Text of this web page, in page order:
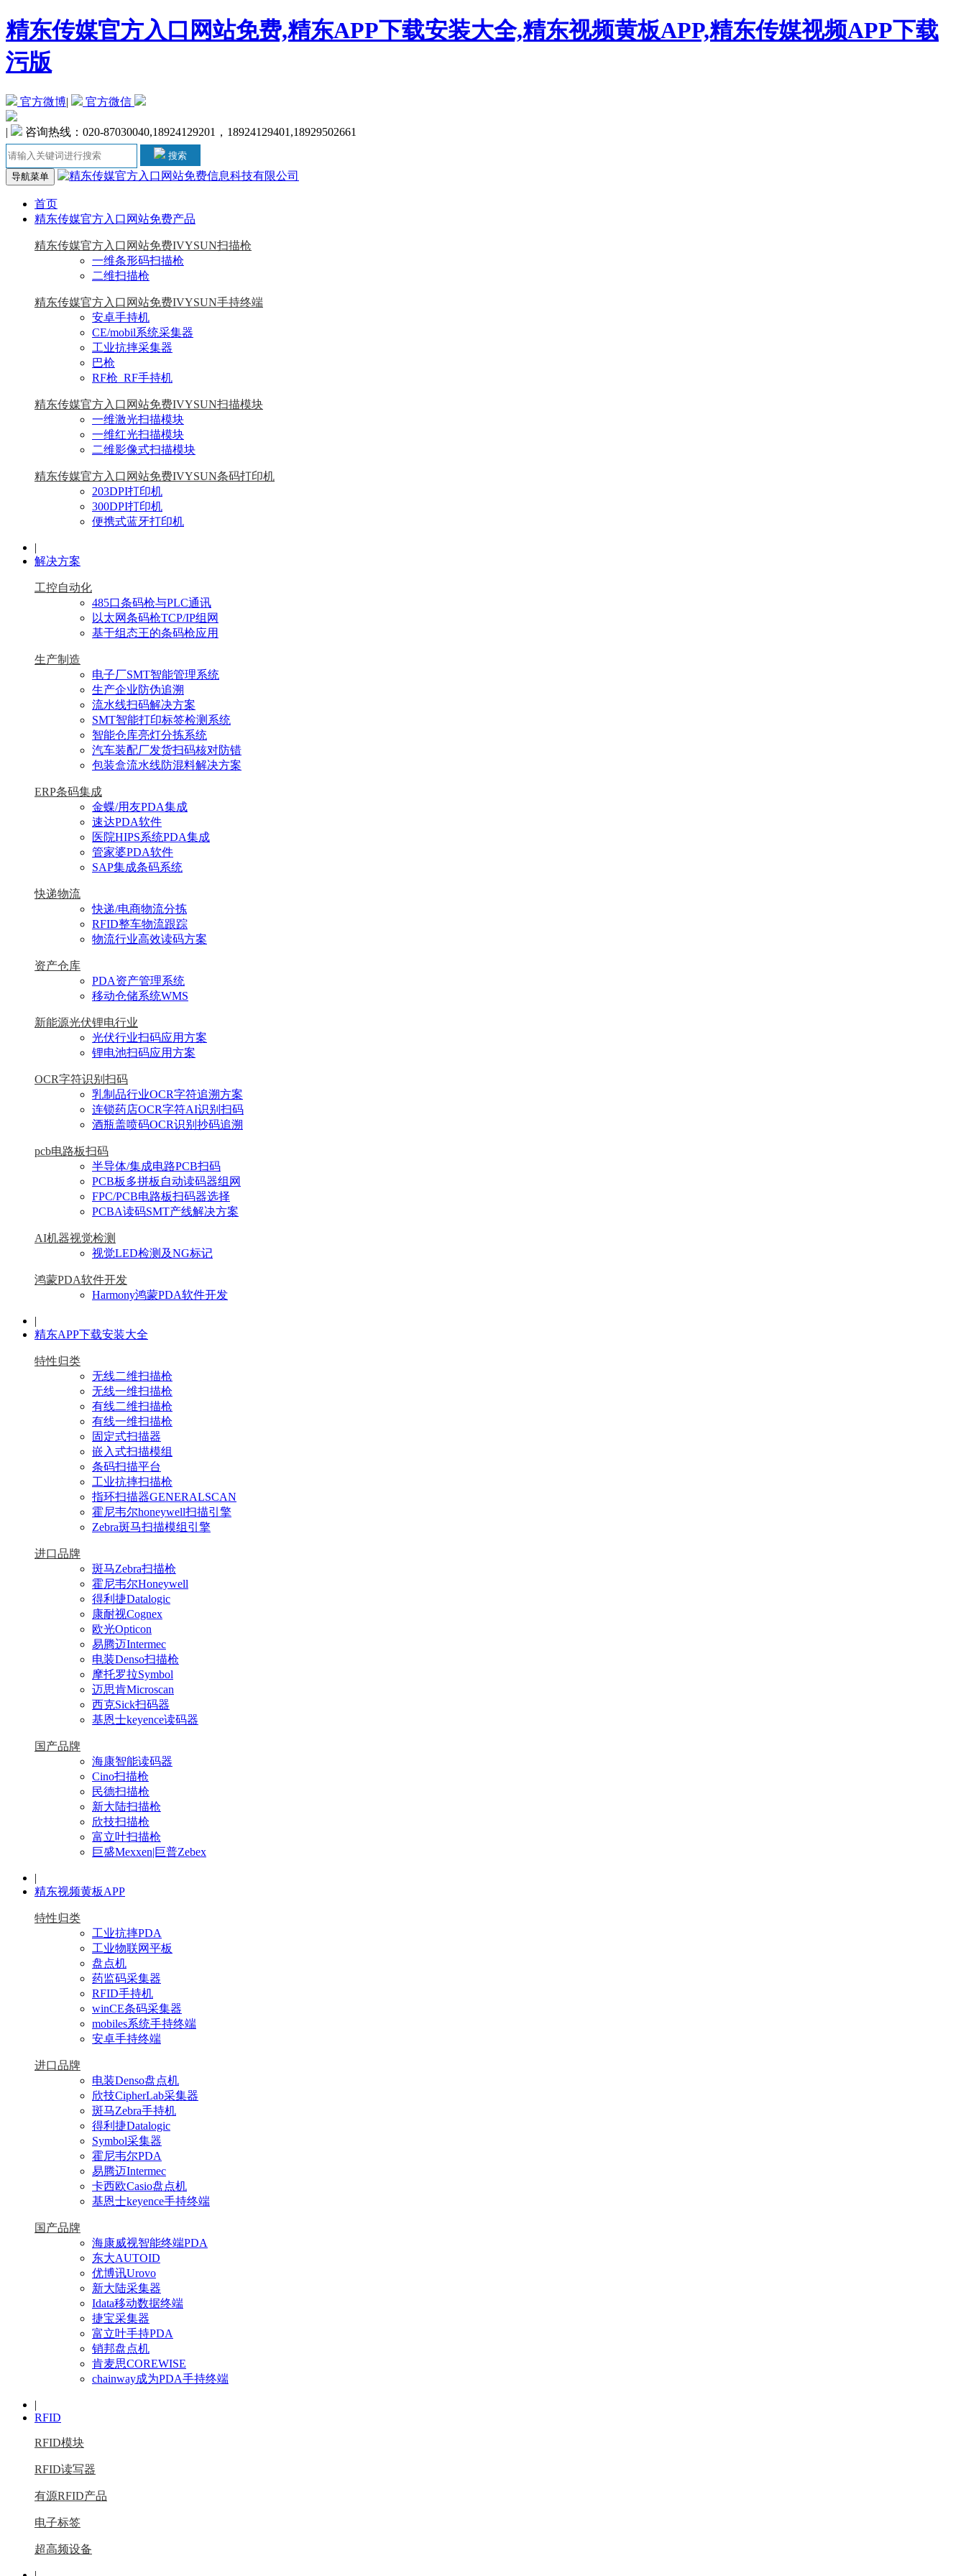
精东传媒官方入口网站免费,精东APP下载安装大全,精东视频黄板APP,精东传媒视频APP下载
污版
官方微博| 官方微信
| 咨询热线：020-87030040,18924129201，18924129401,18929502661
搜索
导航菜单
首页
精东传媒官方入口网站免费产品
精东传媒官方入口网站免费IVYSUN扫描枪
一维条形码扫描枪
二维扫描枪
精东传媒官方入口网站免费IVYSUN手持终端
安卓手持机
CE/mobil系统采集器
工业抗摔采集器
巴枪
RF枪_RF手持机
精东传媒官方入口网站免费IVYSUN扫描模块
一维激光扫描模块
一维红光扫描模块
二维影像式扫描模块
精东传媒官方入口网站免费IVYSUN条码打印机
203DPI打印机
300DPI打印机
便携式蓝牙打印机
|
解决方案
工控自动化
485口条码枪与PLC通讯
以太网条码枪TCP/IP组网
基于组态王的条码枪应用
生产制造
电子厂SMT智能管理系统
生产企业防伪追溯
流水线扫码解决方案
SMT智能打印标签检测系统
智能仓库亮灯分拣系统
汽车装配厂发货扫码核对防错
包装盒流水线防混料解决方案
ERP条码集成
金蝶/用友PDA集成
速达PDA软件
医院HIPS系统PDA集成
管家婆PDA软件
SAP集成条码系统
快递物流
快递/电商物流分拣
RFID整车物流跟踪
物流行业高效读码方案
资产仓库
PDA资产管理系统
移动仓储系统WMS
新能源光伏锂电行业
光伏行业扫码应用方案
锂电池扫码应用方案
OCR字符识别扫码
乳制品行业OCR字符追溯方案
连锁药店OCR字符AI识别扫码
酒瓶盖喷码OCR识别抄码追溯
pcb电路板扫码
半导体/集成电路PCB扫码
PCB板多拼板自动读码器组网
FPC/PCB电路板扫码器选择
PCBA读码SMT产线解决方案
AI机器视觉检测
视觉LED检测及NG标记
鸿蒙PDA软件开发
Harmony鸿蒙PDA软件开发
|
精东APP下载安装大全
特性归类
无线二维扫描枪
无线一维扫描枪
有线二维扫描枪
有线一维扫描枪
固定式扫描器
嵌入式扫描模组
条码扫描平台
工业抗摔扫描枪
指环扫描器GENERALSCAN
霍尼韦尔honeywell扫描引擎
Zebra斑马扫描模组引擎
进口品牌
斑马Zebra扫描枪
霍尼韦尔Honeywell
得利捷Datalogic
康耐视Cognex
欧光Opticon
易腾迈Intermec
电装Denso扫描枪
摩托罗拉Symbol
迈思肯Microscan
西克Sick扫码器
基恩士keyence读码器
国产品牌
海康智能读码器
Cino扫描枪
民德扫描枪
新大陆扫描枪
欣技扫描枪
富立叶扫描枪
巨盛Mexxen|巨普Zebex
|
精东视频黄板APP
特性归类
工业抗摔PDA
工业物联网平板
盘点机
药监码采集器
RFID手持机
winCE条码采集器
mobiles系统手持终端
安卓手持终端
进口品牌
电装Denso盘点机
欣技CipherLab采集器
斑马Zebra手持机
得利捷Datalogic
Symbol采集器
霍尼韦尔PDA
易腾迈Intermec
卡西欧Casio盘点机
基恩士keyence手持终端
国产品牌
海康威视智能终端PDA
东大AUTOID
优博讯Urovo
新大陆采集器
Idata移动数据终端
捷宝采集器
富立叶手持PDA
销邦盘点机
肯麦思COREWISE
chainway成为PDA手持终端
|
RFID
RFID模块
RFID读写器
有源RFID产品
电子标签
超高频设备